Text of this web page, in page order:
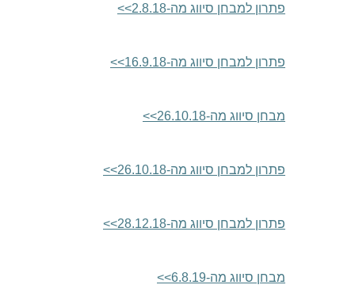
פתרון למבחן סיווג מה-2.8.18 >>
פתרון למבחן סיווג מה-16.9.18 >>
מבחן סיווג מה-26.10.18 >>
פתרון למבחן סיווג מה-26.10.18 >>
פתרון למבחן סיווג מה-28.12.18 >>
מבחן סיווג מה-6.8.19 >>